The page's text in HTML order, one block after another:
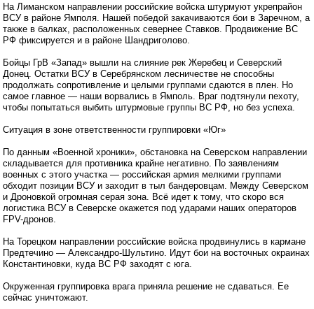
На Лиманском направлении российские войска штурмуют укрепрайон
ВСУ в районе Ямполя. Нашей победой закачиваются бои в Заречном, а
также в балках, расположенных севернее Ставков. Продвижение ВС
РФ фиксируется и в районе Шандриголово.
Бойцы ГрВ «Запад» вышли на слияние рек Жеребец и Северский
Донец. Остатки ВСУ в Серебрянском лесничестве не способны
продолжать сопротивление и целыми группами сдаются в плен. Но
самое главное — наши ворвались в Ямполь. Враг подтянули пехоту,
чтобы попытаться выбить штурмовые группы ВС РФ, но без успеха.
Ситуация в зоне ответственности группировки «Юг»
По данным «Военной хроники», обстановка на Северском направлении
складывается для противника крайне негативно. По заявлениям
военных с этого участка — российская армия мелкими группами
обходит позиции ВСУ и заходит в тыл бандеровцам. Между Северском
и Дроновкой огромная серая зона. Всё идет к тому, что скоро вся
логистика ВСУ в Северске окажется под ударами наших операторов
FPV-дронов.
На Торецком направлении российские войска продвинулись в кармане
Предтечино — Александро-Шультино. Идут бои на восточных окраинах
Константиновки, куда ВС РФ заходят с юга.
Окруженная группировка врага приняла решение не сдаваться. Ее
сейчас уничтожают.